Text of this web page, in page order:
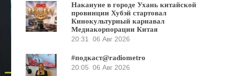
Накануне в городе Ухань китайской
провинции Хубэй стартовал
Кинокультурный карнавал
Медиакорпорации Китая
20:31
06 Авг 2026
#подкаст@radiometro
20:05 06 Авг 2026